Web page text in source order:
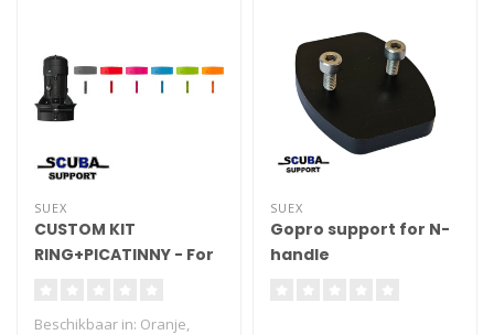
SUEX
CUSTOM KIT
RING+PICATINNY - For
Beschikbaar in: Oranje,
SUEX
Gopro support for N-
handle